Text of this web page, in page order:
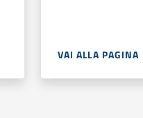
VAI ALLA PAGINA